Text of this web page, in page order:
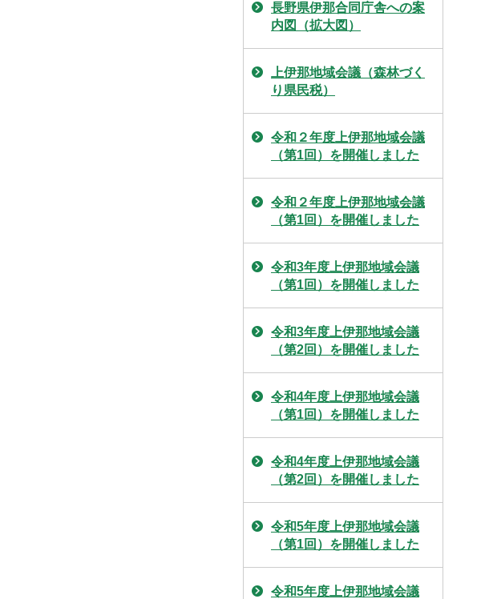
長野県伊那合同庁舎への案
内図（拡大図）
上伊那地域会議（森林づく
り県民税）
令和２年度上伊那地域会議
（第1回）を開催しました
令和２年度上伊那地域会議
（第1回）を開催しました
令和3年度上伊那地域会議
（第1回）を開催しました
令和3年度上伊那地域会議
（第2回）を開催しました
令和4年度上伊那地域会議
（第1回）を開催しました
令和4年度上伊那地域会議
（第2回）を開催しました
令和5年度上伊那地域会議
（第1回）を開催しました
令和5年度上伊那地域会議